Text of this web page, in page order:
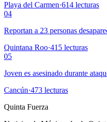
Playa del Carmen·614 lecturas
04
Reportan a 23 personas
Quintana Roo·415 lecturas
05
Joven es asesinado durante
Cancún·473 lecturas
Quinta Fuerza